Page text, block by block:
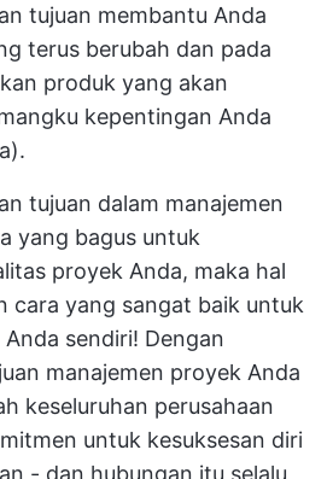
tujuan membantu Anda
terus berubah dan pada
produk yang akan
kepentingan Anda
tujuan dalam manajemen
yang bagus untuk
proyek Anda, maka hal
cara yang sangat baik untuk
sendiri! Dengan
manajemen proyek Anda
keseluruhan perusahaan
untuk kesuksesan diri
- dan hubungan itu selalu